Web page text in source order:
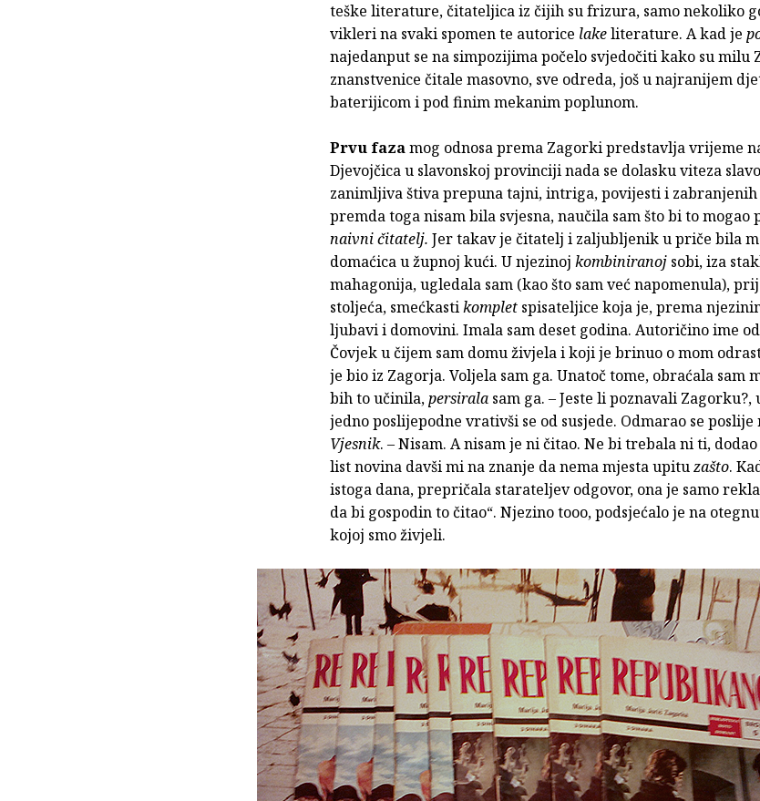
teške literature, čitateljica iz čijih su frizura, samo nekoliko
vikleri na svaki spomen te autorice lakeliterature. A kad je
najedanput se na simpozijima počelo svjedočiti kako su milu
znanstvenice čitale masovno, sve odreda, još u najranijem
baterijicom i pod finim mekanim poplunom.
Prvu fazamog odnosa prema Zagorki predstavlja vrijeme
Djevojčica u slavonskoj provinciji nada se dolasku viteza
zanimljiva štiva prepuna tajni, intriga, povijesti i zabranjenih
premda toga nisam bila svjesna, naučila sam što bi to
naivni čitatelj. Jer takav je čitatelj i zaljubljenik u priče bila
domaćica u župnoj kući. U njezinoj kombiniranoj sobi, iza
mahagonija, ugledala sam (kao što sam već napomenula),
stoljeća, smećkastikomplet spisateljice koja je, prema
ljubavi i domovini. Imala sam deset godina. Autoričino ime
Čovjek u čijem sam domu živjela i koji je brinuo o mom
je bio iz Zagorja. Voljela sam ga. Unatoč tome, obraćala sam
bih to učinila,persirala sam ga. – Jeste li poznavali Zagorku?,
jedno poslijepodne vrativši se od susjede. Odmarao se
Vjesnik. – Nisam. A nisam je ni čitao. Ne bi trebala ni ti,
list novina davši mi na znanje da nema mjesta upituzašto.
istoga dana, prepričala starateljev odgovor, ona je samo
da bi gospodin to čitao“. Njezino tooo, podsjećalo je na
kojoj smo živjeli.